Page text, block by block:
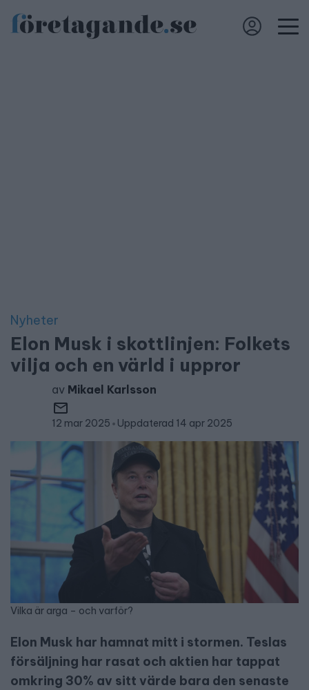
Nyheter
Elon Musk i skottlinjen: Folkets
vilja och en värld i uppror
av Mikael Karlsson
12 mar 2025 Uppdaterad 14 apr 2025
Vilka är arga – och varför?
Elon Musk har hamnat mitt i stormen. Teslas
försäljning har rasat och aktien har tappat
omkring 30% av sitt värde bara den senaste